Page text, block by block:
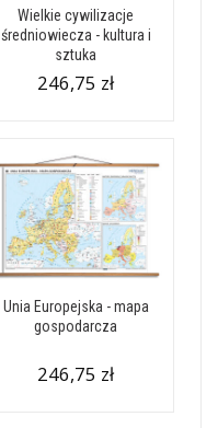
Wielkie cywilizacje
średniowiecza - kultura i
sztuka
246,75 zł
Unia Europejska - mapa
gospodarcza
246,75 zł